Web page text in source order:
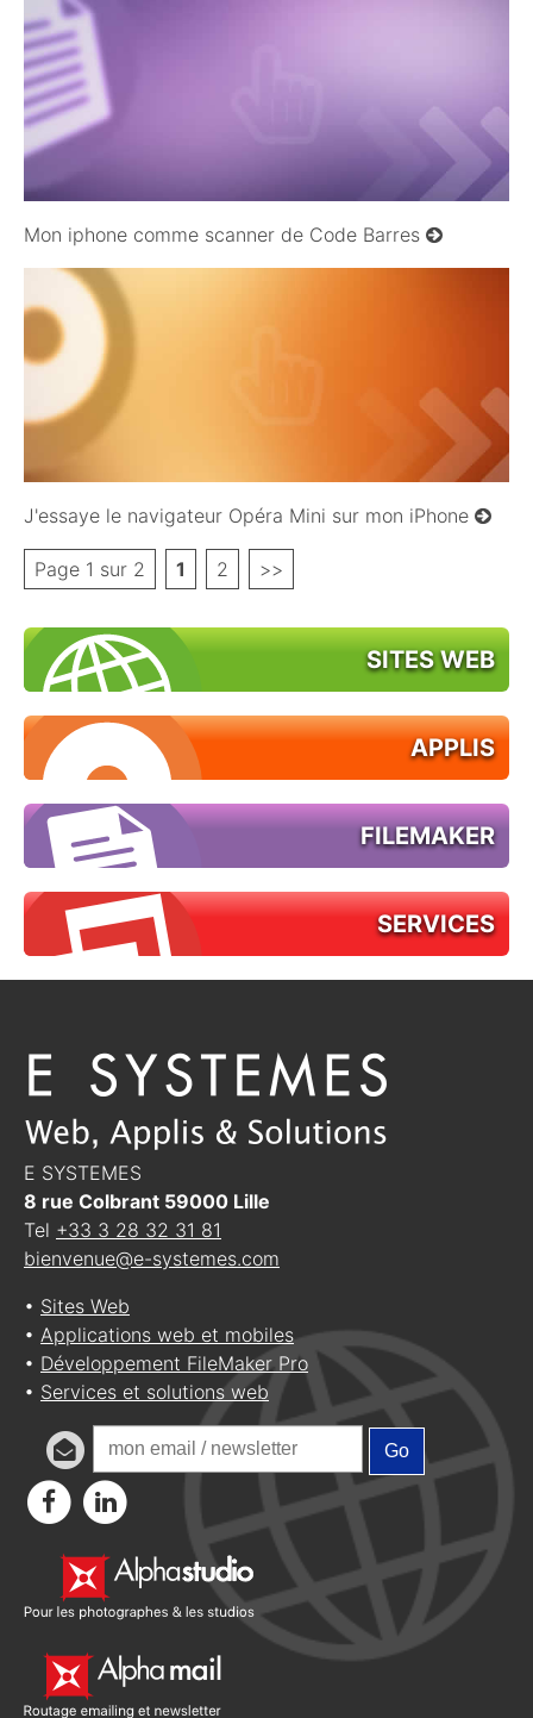
19/04/2010
Mon iphone comme scanner de Code Barres
18/04/2010
J'essaye le navigateur Opéra Mini sur mon iPhone
Page 1 sur 2 1 2 >>
SITES WEB
APPLIS
FILEMAKER
SERVICES
E SYSTEMES
8 rue Colbrant 59000 Lille
Tel +33 3 28 32 31 81
bienvenue@e-systemes.com
• Sites Web
• Applications web et mobiles
• Développement FileMaker Pro
• Services et solutions web
Go